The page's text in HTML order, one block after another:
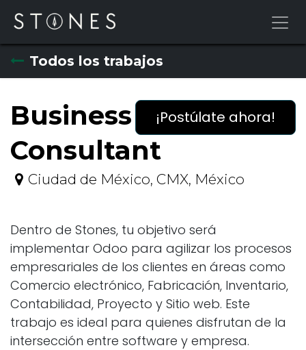
Ir al contenido
Todos los trabajos
¡Postúlate ahora!
Business
Consultant
Ciudad de México, CMX, México
Dentro de Stones, tu objetivo será
implementar Odoo para agilizar los procesos
empresariales de los clientes en áreas como
Comercio electrónico, Fabricación, Inventario,
Contabilidad, Proyecto y Sitio web. Este
trabajo es ideal para quienes disfrutan de la
intersección entre software y empresa.